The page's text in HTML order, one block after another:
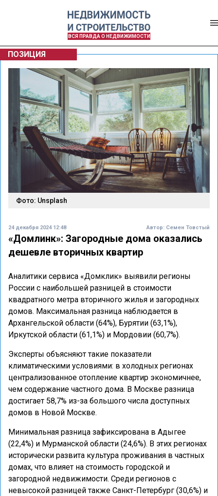
ВСЯ ПРАВДА О НЕДВИЖИМОСТИ
ПОЗИЦИЯ
Фото: Unsplash
24 декабря 2024 12:48 Автор: Семен Товстый
«Домлинк»: Загородные дома оказались
дешевле вторичных квартир
Аналитики сервиса «Домклик» выявили регионы
России с наибольшей разницей в стоимости
квадратного метра вторичного жилья и загородных
домов. Максимальная разница наблюдается в
Архангельской области (64%), Бурятии (63,1%),
Иркутской области (61,1%) и Мордовии (60,7%).
Эксперты объясняют такие показатели
климатическими условиями: в холодных регионах
централизованное отопление квартир экономичнее,
чем содержание частного дома. В Москве разница
достигает 58,7% из-за большого числа доступных
домов в Новой Москве.
Минимальная разница зафиксирована в Адыгее
(22,4%) и Мурманской области (24,6%). В этих регионах
исторически развита культура проживания в частных
домах, что влияет на стоимость городской и
загородной недвижимости. Среди регионов с
невысокой разницей также Санкт-Петербург (30,6%) и